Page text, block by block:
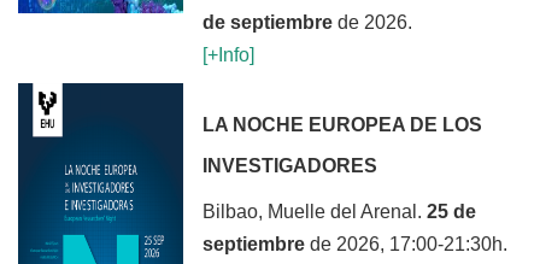
de septiembre de 2026.
[+Info]
LA NOCHE EUROPEA DE LOS
INVESTIGADORES
Bilbao, Muelle del Arenal. 25 de
septiembre de 2026, 17:00-21:30h.